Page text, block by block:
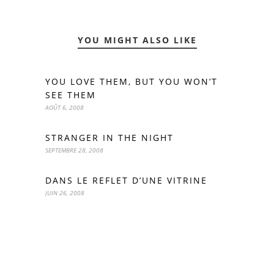
YOU MIGHT ALSO LIKE
YOU LOVE THEM, BUT YOU WON’T
SEE THEM
AOÛT 6, 2008
STRANGER IN THE NIGHT
SEPTEMBRE 28, 2008
DANS LE REFLET D’UNE VITRINE
JUIN 26, 2008